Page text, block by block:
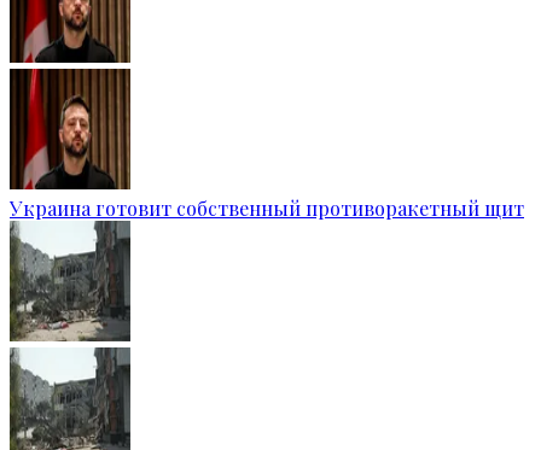
Украина готовит собственный противоракетный щит